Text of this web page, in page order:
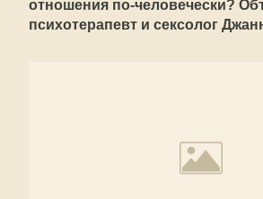
отношения по-человечески?
психотерапевт и сексолог